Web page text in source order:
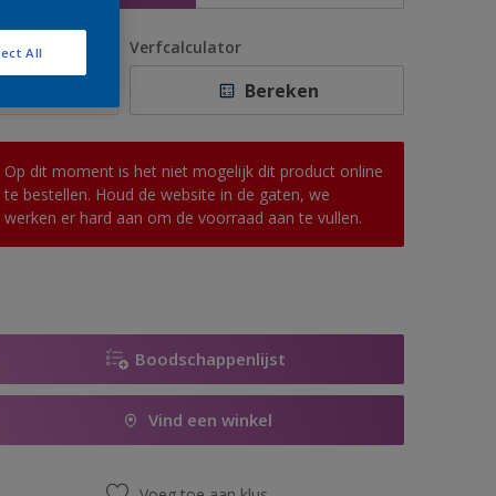
Verfcalculator
Bereken
Op dit moment is het niet mogelijk dit product online
te bestellen. Houd de website in de gaten, we
werken er hard aan om de voorraad aan te vullen.
Boodschappenlijst
Vind een winkel
All